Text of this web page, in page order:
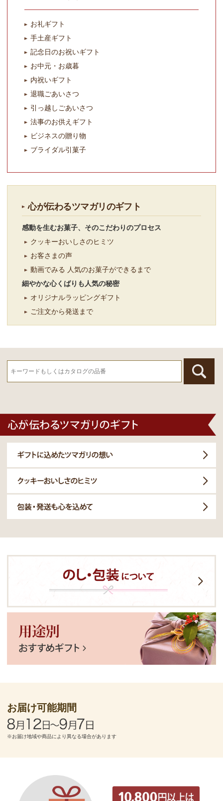
お礼ギフト
手土産ギフト
記念日のお祝いギフト
お中元・お歳暮
内祝いギフト
退職ごあいさつ
引っ越しごあいさつ
法事のお供えギフト
ビジネスの贈り物
ブライダル引菓子
心が伝わるツマガリのギフト
感動を生むお菓子、そのこだわりのプロセス
クッキーおいしさのヒミツ
お客さまの声
動画でみる 人気のお菓子ができるまで
細やかな心くばりも人気の秘密
オリジナルラッピングギフト
ご注文から発送まで
お届け可能期間
※お届け地域や商品により異なる場合があります